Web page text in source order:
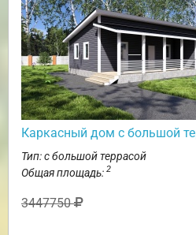
Каркасный дом с большой
Тип: с большой террасой
Общая площадь: 2
3447750